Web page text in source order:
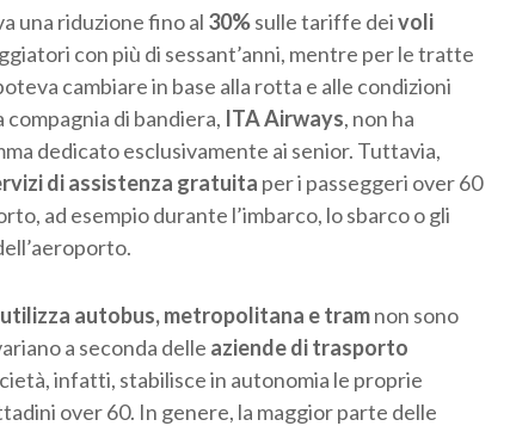
una riduzione fino al 30%sulle tariffe deivoli
con più di sessant’anni, mentre per le tratte
cambiare in base alla rotta e alle condizioni
di bandiera, ITA Airways, non ha
dedicato esclusivamente ai senior. Tuttavia,
di assistenza gratuita per i passeggeri over 60
ad esempio durante l’imbarco, lo sbarco o gli
utilizza autobus, metropolitana e tramnon sono
a seconda delle aziende di trasporto
infatti, stabilisce in autonomia le proprie
over 60. In genere, la maggior parte delle